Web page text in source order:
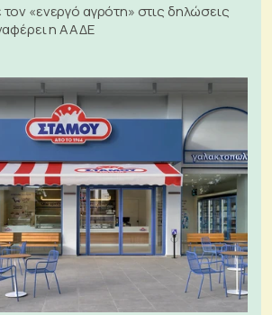
«ενεργό αγρότη» στις δηλώσεις
η ΑΑΔΕ